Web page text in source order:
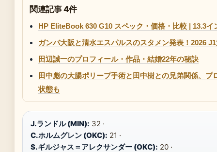
関連記事 4件
HP EliteBook 630 G10 スペック・価格・比較 | 13.3イ
ガンバ大阪と清水エスパルスのスタメン発表！2026
田辺誠一のプロフィール・作品・結婚22年の秘訣
田中彪の大腸ポリープ手術と田中樹との兄弟関係、
状態も
J.ランドル (MIN): 32 ·
C.ホルムグレン (OKC): 21 ·
S.ギルジャス＝アレクサンダー (OKC): 20 ·